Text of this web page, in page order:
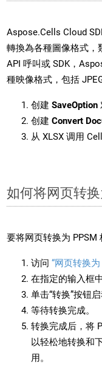
Aspose.Cells Cloud
轉換為各種圖像格式，
API 呼叫或 SDK，
種映像格式，包括
创建 SaveOption
创建 Convert
从 XLSX 调用
如何将网页转
要将网页转换为 PPSM
访问 “网页转换为
在指定的输入框
单击“转换”按钮
等待转换完成。
转换完成后，将
以轻松地转换和
用。